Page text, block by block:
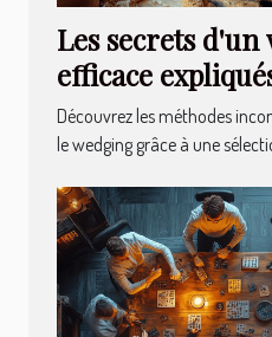
Les secrets
efficace
Découvrez les méthodes
le wedging grâce à une